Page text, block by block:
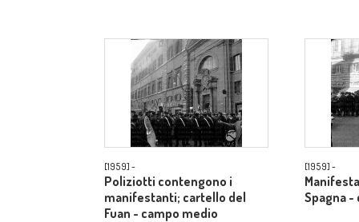
[1959] -
Poliziotti contengono i
manifestanti; cartello del
Fuan - campo medio
[1959] -
Spagna -